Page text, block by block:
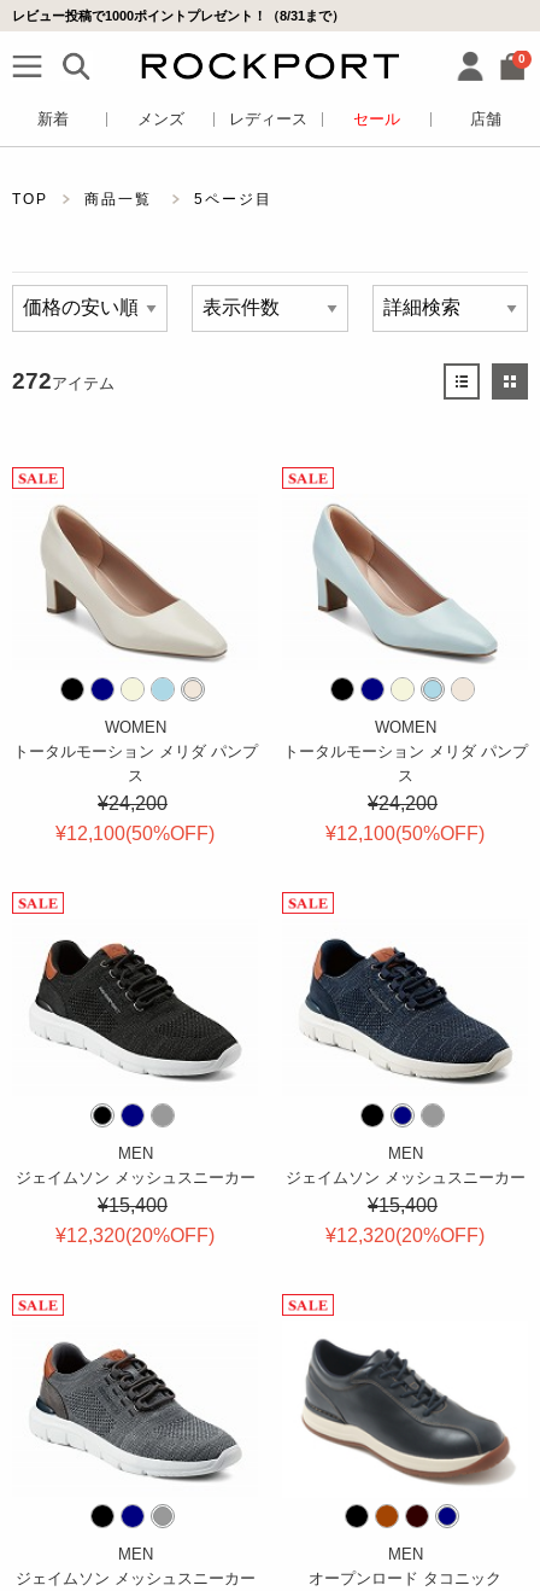
レビュー投稿で1000ポイントプレゼント！（8/31まで）
0
新着 メンズ レディース セール 店舗
TOP 商品一覧 5ページ目
272アイテム
WOMEN
トータルモーション メリダ パンプ
ス
¥24,200
¥12,100(50%OFF)
WOMEN
トータルモーション メリダ パンプ
ス
¥24,200
¥12,100(50%OFF)
MEN
ジェイムソン メッシュスニーカー
¥15,400
¥12,320(20%OFF)
MEN
ジェイムソン メッシュスニーカー
¥15,400
¥12,320(20%OFF)
MEN
ジェイムソン メッシュスニーカー
MEN
オープンロード タコニック